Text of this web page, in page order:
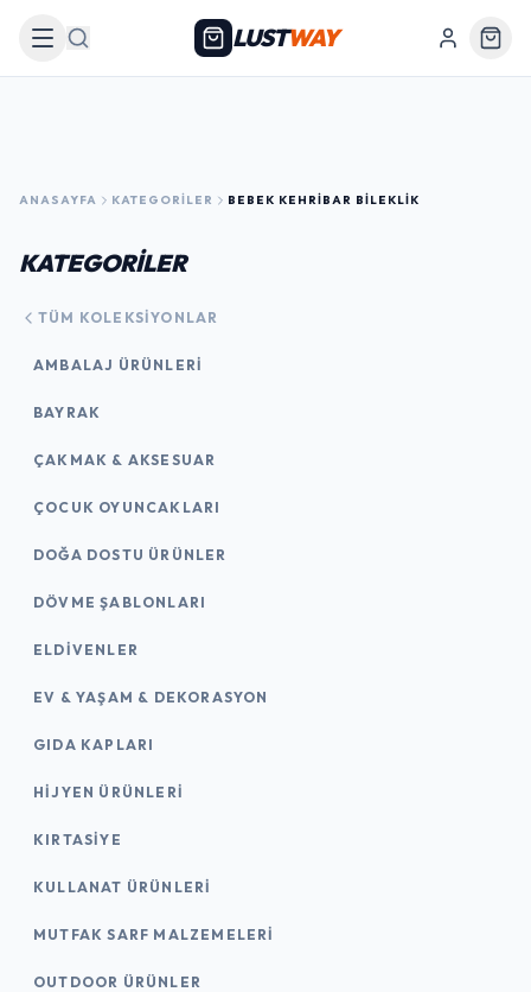
Arama LUSTWAY
ANASAYFA KATEGORILER BEBEK KEHRIBAR BILEKLIK
KATEGORİLER
TÜM KOLEKSIYONLAR
AMBALAJ ÜRÜNLERI
BAYRAK
ÇAKMAK & AKSESUAR
ÇOCUK OYUNCAKLARI
DOĞA DOSTU ÜRÜNLER
DÖVME ŞABLONLARI
ELDIVENLER
EV & YAŞAM & DEKORASYON
GIDA KAPLARI
HIJYEN ÜRÜNLERI
KIRTASİYE
KULLANAT ÜRÜNLERI
MUTFAK SARF MALZEMELERI
OUTDOOR ÜRÜNLER